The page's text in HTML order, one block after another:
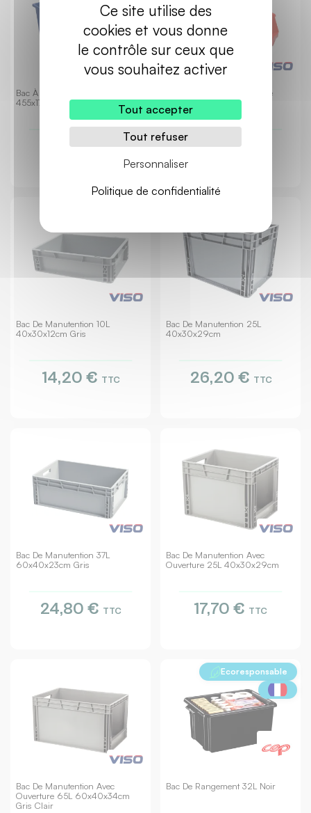
Ce site utilise des
cookies et vous donne
le contrôle sur ceux que
vous souhaitez activer
Tout accepter
Tout refuser
Personnaliser
Politique de confidentialité
Bac À Bec En Polypropylène
455x175x300mm Bleu
15,00 €TTC
Bac À Bec En Polypropylène
455x175x300mm Rouge
15,00 €
Bac De Manutention 10L
40x30x12cm Gris
14,20 € TTC
Bac De Manutention 25L
40x30x29cm
26,20 € TTC
Bac De Manutention 37L
60x40x23cm Gris
24,80 € TTC
Bac De Manutention Avec
Ouverture 25L 40x30x29cm
17,70 € TTC
Bac De Manutention Avec
Ouverture 65L 60x40x34cm
Gris Clair
Bac De Rangement 32L Noir
Ecoresponsable